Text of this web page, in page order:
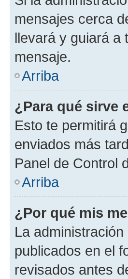
mensajes cerca
llevará y guiará a
mensaje.
Arriba
¿Para qué sirve
Esto te permitirá
enviados más
Panel de Control
Arriba
¿Por qué mis
La
publicados en el
revisados antes